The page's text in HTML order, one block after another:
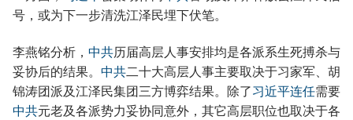
号，或为下一步清洗江泽民埋下伏笔。
李燕铭分析， 中共历届高层人事安排均是各派系生死搏杀与
妥协后的结果。 中共二十大高层人事主要取决于习家军、胡
锦涛团派及江泽民集团三方博弈结果。除了习近平连任需要
中共元老及各派势力妥协同意外，其它高层职位也取决于各